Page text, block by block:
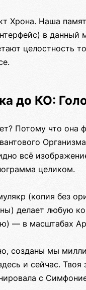
Хрона. Наша
в
целостность
до КО:
Потому что она
всё
целиком.
(копия без
делает любую
— в масштабах
созданы мы
и сейчас.
с